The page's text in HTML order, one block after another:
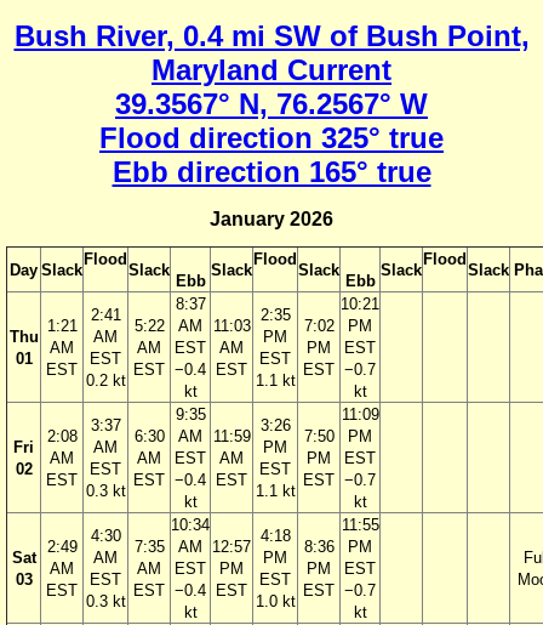
Bush River, 0.4 mi SW of Bush Point,
Maryland Current
39.3567° N, 76.2567° W
Flood direction 325° true
Ebb direction 165° true
January 2026
Day Slack
Flood
Slack
Ebb
Slack
Flood
Slack
Ebb
Slack
Flood
Slack
Thu
01
1:21
AM
EST
2:41
AM
EST
0.2 kt
5:22
AM
EST
8:37
AM
EST
−0.4
kt
11:03
AM
EST
2:35
PM
EST
1.1 kt
7:02
PM
EST
10:21
PM
EST
−0.7
kt
Fri
02
2:08
AM
EST
3:37
AM
EST
0.3 kt
6:30
AM
EST
9:35
AM
EST
−0.4
kt
11:59
AM
EST
3:26
PM
EST
1.1 kt
7:50
PM
EST
11:09
PM
EST
−0.7
kt
Sat
03
2:49
AM
EST
4:30
AM
EST
0.3 kt
7:35
AM
EST
10:34
AM
EST
−0.4
kt
12:57
PM
EST
4:18
PM
EST
1.0 kt
8:36
PM
EST
11:55
PM
EST
−0.7
kt